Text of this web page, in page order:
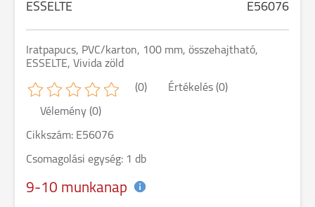
ESSELTE E56076
Iratpapucs, PVC/karton, 100 mm, összehajtható,
ESSELTE, Vivida zöld
(0) Értékelés (0)
Vélemény (0)
Cikkszám: E56076
Csomagolási egység: 1 db
9-10 munkanap